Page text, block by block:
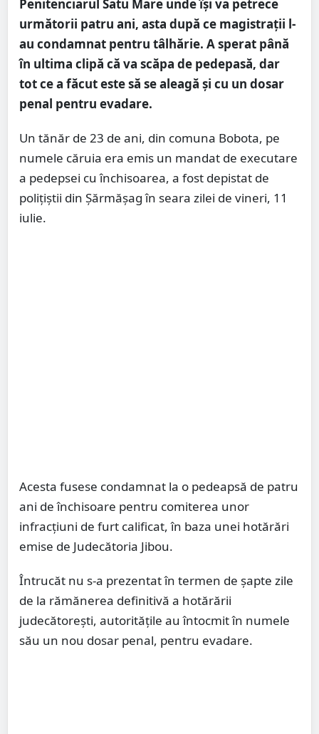
Penitenciarul Satu Mare unde își va petrece
următorii patru ani, asta după ce magistrații l-
au condamnat pentru tâlhărie. A sperat până
în ultima clipă că va scăpa de pedepasă, dar
tot ce a făcut este să se aleagă și cu un dosar
penal pentru evadare.
Un tănăr de 23 de ani, din comuna Bobota, pe
numele căruia era emis un mandat de executare
a pedepsei cu închisoarea, a fost depistat de
poliţiştii din Şărmăşag în seara zilei de vineri, 11
iulie.
Acesta fusese condamnat la o pedeapsă de patru
ani de închisoare pentru comiterea unor
infracţiuni de furt calificat, în baza unei hotărări
emise de Judecătoria Jibou.
Întrucăt nu s-a prezentat în termen de şapte zile
de la rămănerea definitivă a hotărării
judecătorești, autorităţile au întocmit în numele
său un nou dosar penal, pentru evadare.